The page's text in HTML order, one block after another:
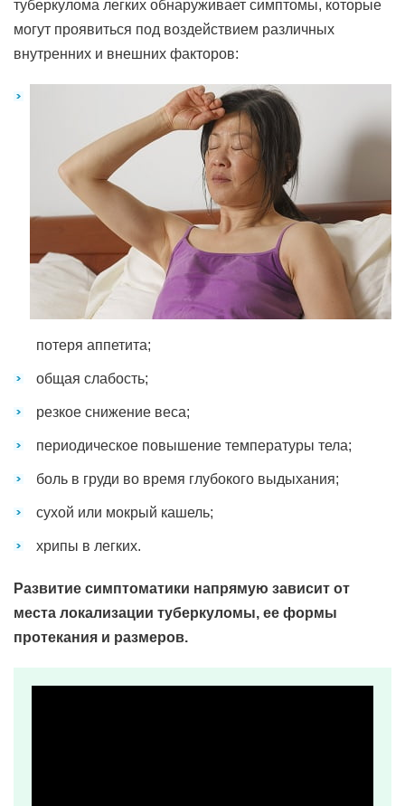
туберкулома легких обнаруживает симптомы, которые
могут проявиться под воздействием различных
внутренних и внешних факторов:
потеря аппетита;
общая слабость;
резкое снижение веса;
периодическое повышение температуры тела;
боль в груди во время глубокого выдыхания;
сухой или мокрый кашель;
хрипы в легких.
Развитие симптоматики напрямую зависит от
места локализации туберкуломы, ее формы
протекания и размеров.